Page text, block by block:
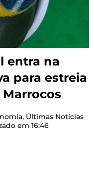
entra na
para estreia
, Últimas Notícias
em 16:46